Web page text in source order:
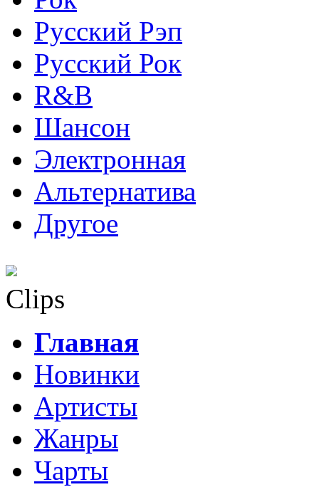
Русский Рэп
Русский Рок
R&B
Шансон
Электронная
Альтернатива
Другое
Clips
Главная
Новинки
Артисты
Жанры
Чарты